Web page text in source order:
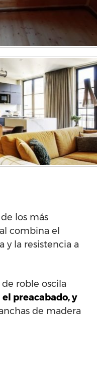
los más
combina el
y la resistencia a
roble oscila
preacabado, y
de madera